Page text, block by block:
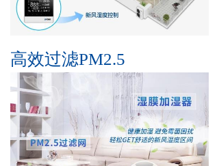
高效过滤PM2.5